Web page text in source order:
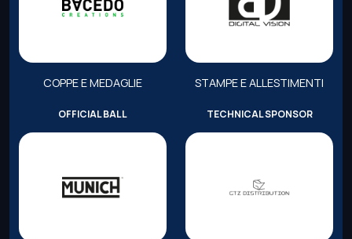
COPPE E MEDAGLIE STAMPE E ALLESTIMENTI
OFFICIAL BALL TECHNICAL SPONSOR